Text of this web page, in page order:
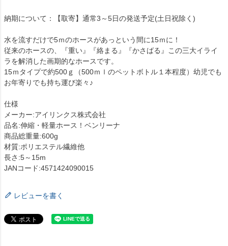
納期について：【取寄】通常3～5日の発送予定(土日祝除く)
水を流すだけで5ｍのホースがあっという間に15ｍに！
従来のホースの、『重い』『絡まる』『かさばる』この三大イライ
ラを解消した画期的なホースです。
15ｍタイプで約500ｇ（500ｍｌのペットボトル１本程度）幼児でも
お年寄りでも持ち運び楽々♪
仕様
メーカー:アイリンクス株式会社
品名:伸縮・軽量ホース！ベンリーナ
商品総重量:600g
材質:ポリエステル繊維他
長さ:5～15m
JANコード:4571424090015
レビューを書く